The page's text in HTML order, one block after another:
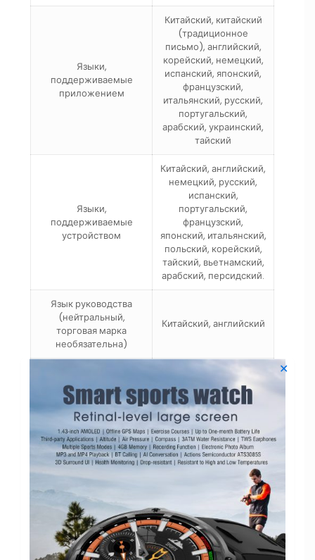
Языки,
поддерживаемые
приложением
Китайский, китайский
(традиционное
письмо), английский,
корейский, немецкий,
испанский, японский,
французский,
итальянский, русский,
португальский,
арабский, украинский,
тайский
Языки,
поддерживаемые
устройством
Китайский, английский,
немецкий, русский,
испанский,
португальский,
французский,
японский, итальянский,
польский, корейский,
тайский, вьетнамский,
арабский, персидский.
Язык руководства
(нейтральный,
торговая марка
необязательна)
Китайский, английский
WearPro
Объем флэш-памяти 128 МБ
Чип RTK8762DK
ОС Android Android 4.4 и выше
Apple iOS 8.0 и выше
Bluetooth Двойной Bluetooth 5.0
Уровень
водонепроницаемости
IP68
✕